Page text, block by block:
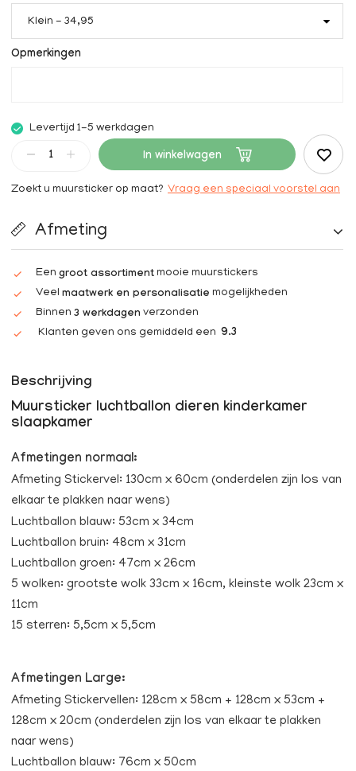
Klein - 34,95
Opmerkingen
Levertijd 1-5 werkdagen
In winkelwagen
Zoekt u muursticker op maat? Vraag een speciaal voorstel aan
Afmeting
Een groot assortiment mooie muurstickers
Veel maatwerk en personalisatie mogelijkheden
Binnen 3 werkdagen verzonden
Klanten geven ons gemiddeld een 9.3
Beschrijving
Muursticker luchtballon dieren kinderkamer
slaapkamer
Afmetingen normaal:
Afmeting Stickervel: 130cm x 60cm (onderdelen zijn los van
elkaar te plakken naar wens)
Luchtballon blauw: 53cm x 34cm
Luchtballon bruin: 48cm x 31cm
Luchtballon groen: 47cm x 26cm
5 wolken: grootste wolk 33cm x 16cm, kleinste wolk 23cm x
11cm
15 sterren: 5,5cm x 5,5cm
Afmetingen Large:
Afmeting Stickervellen: 128cm x 58cm + 128cm x 53cm +
128cm x 20cm (onderdelen zijn los van elkaar te plakken
naar wens)
Luchtballon blauw: 76cm x 50cm